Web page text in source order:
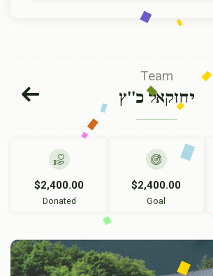
Team
יחזקאל כ''ץ
$2,400.00
Donated
$2,400.00
Goal